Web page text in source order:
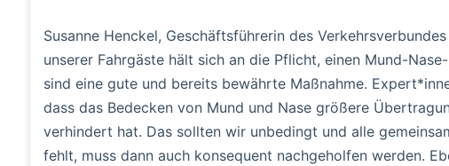
Susanne Henckel, Geschäftsführerin des
unserer Fahrgäste hält sich an die Pflicht, einen Mund-
sind eine gute und bereits bewährte Maßnahme.
dass das Bedecken von Mund und Nase größere
verhindert hat. Das sollten wir unbedingt und alle
fehlt, muss dann auch konsequent nachgeholfen werden.